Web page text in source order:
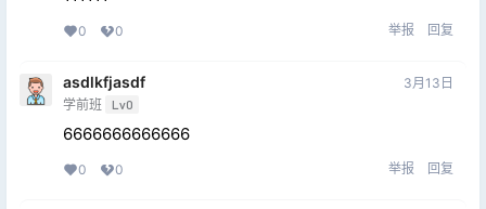
0 0 举报 回复
asdlkfjasdf
学前班 Lv0
3月13日
6666666666666
0 0 举报 回复